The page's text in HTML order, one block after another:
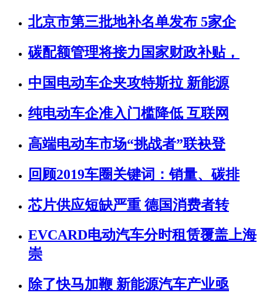
北京市第三批地补名单发布 5家企
碳配额管理将接力国家财政补贴，
中国电动车企夹攻特斯拉 新能源
纯电动车企准入门槛降低 互联网
高端电动车市场“挑战者”联袂登
回顾2019车圈关键词：销量、碳排
芯片供应短缺严重 德国消费者转
EVCARD电动汽车分时租赁覆盖上海
崇
除了快马加鞭 新能源汽车产业亟